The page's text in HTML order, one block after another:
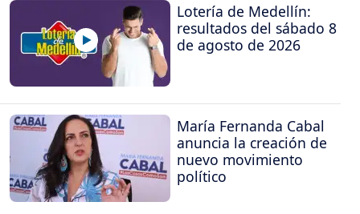
Lotería de Medellín:
resultados del sábado 8
de agosto de 2026
María Fernanda Cabal
anuncia la creación de
nuevo movimiento
político